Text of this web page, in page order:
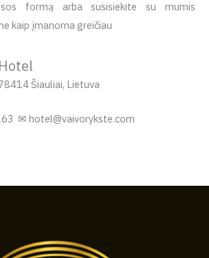
formą arba susisiekite su mumis
kaip įmanoma greičiau
Šiauliai, Lietuva
✉ hotel@vaivorykste.com